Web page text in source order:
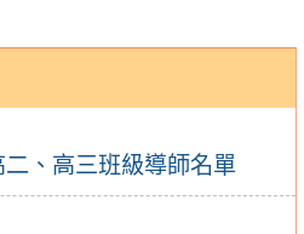
、高三班級導師名單